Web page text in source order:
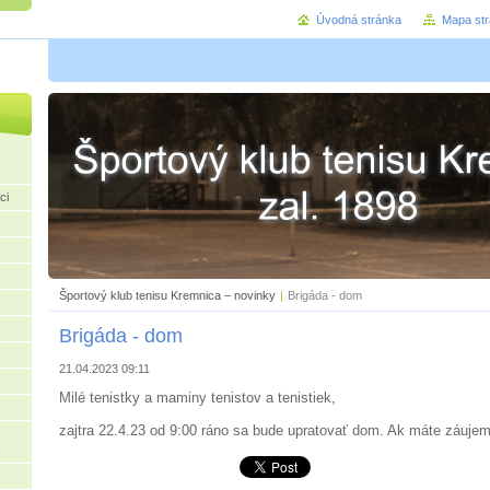
Športový klub tenisu Kremnica – novinky | Brigáda - dom
Brigáda - dom
21.04.2023 09:11
Milé tenistky a maminy tenistov a tenistiek,
zajtra 22.4.23 od 9:00 ráno sa bude upratovať dom. Ak máte
Úvodná stránka Mapa